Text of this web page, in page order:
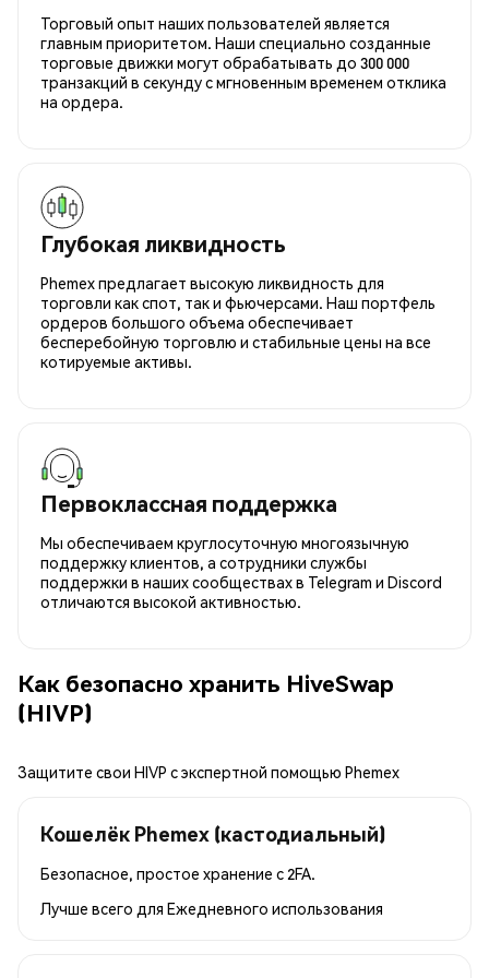
Торговый опыт наших пользователей является
главным приоритетом. Наши специально созданные
торговые движки могут обрабатывать до 300 000
транзакций в секунду с мгновенным временем отклика
на ордера.
Глубокая ликвидность
Phemex предлагает высокую ликвидность для
торговли как спот, так и фьючерсами. Наш портфель
ордеров большого объема обеспечивает
бесперебойную торговлю и стабильные цены на все
котируемые активы.
Первоклассная поддержка
Мы обеспечиваем круглосуточную многоязычную
поддержку клиентов, а сотрудники службы
поддержки в наших сообществах в Telegram и Discord
отличаются высокой активностью.
Как безопасно хранить HiveSwap
(HIVP)
Защитите свои HIVP с экспертной помощью Phemex
Кошелёк Phemex (кастодиальный)
Безопасное, простое хранение с 2FA.
Лучше всего для Ежедневного использования